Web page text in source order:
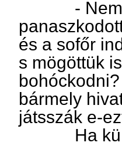
- Nem
és a sofőr
s mögöttük
bármely
játsszák e-
Ha